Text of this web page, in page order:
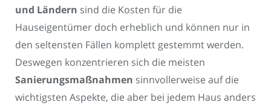
und Ländern sind die Kosten für die
Hauseigentümer doch erheblich und können nur in
den seltensten Fällen komplett gestemmt werden.
Deswegen konzentrieren sich die meisten
Sanierungsmaßnahmen sinnvollerweise auf die
wichtigsten Aspekte, die aber bei jedem Haus anders